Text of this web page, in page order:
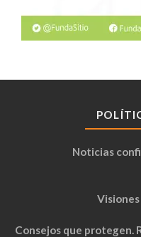
Noticias
Consejos que protegen.